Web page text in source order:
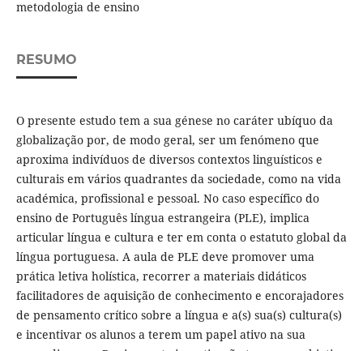
metodologia de ensino
RESUMO
O presente estudo tem a sua génese no caráter ubíquo da
globalização por, de modo geral, ser um fenómeno que
aproxima indivíduos de diversos contextos linguísticos e
culturais em vários quadrantes da sociedade, como na vida
académica, profissional e pessoal. No caso específico do
ensino de Português língua estrangeira (PLE), implica
articular língua e cultura e ter em conta o estatuto global da
língua portuguesa. A aula de PLE deve promover uma
prática letiva holística, recorrer a materiais didáticos
facilitadores de aquisição de conhecimento e encorajadores
de pensamento crítico sobre a língua e a(s) sua(s) cultura(s)
e incentivar os alunos a terem um papel ativo na sua